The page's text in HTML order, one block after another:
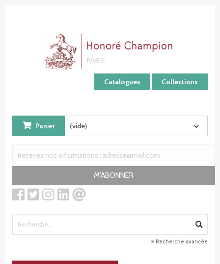
Catalogues Collections
Panier (vide)
M'ABONNER
Recherche avancée